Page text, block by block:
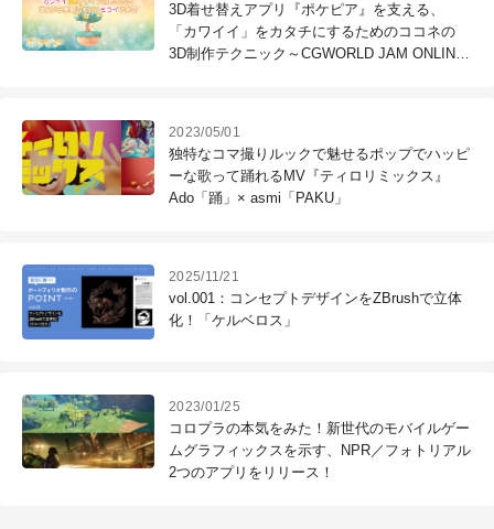
3D着せ替えアプリ『ポケピア』を支える、
「カワイイ」をカタチにするためのココネの
3D制作テクニック～CGWORLD JAM ONLINE
2023/05/01
独特なコマ撮りルックで魅せるポップでハッピ
ーな歌って踊れるMV『ティロリミックス』
Ado「踊」× asmi「PAKU」
2025/11/21
vol.001：コンセプトデザインをZBrushで立体
化！「ケルベロス」
2023/01/25
コロプラの本気をみた！新世代のモバイルゲー
ムグラフィックスを示す、NPR／フォトリアル
2つのアプリをリリース！